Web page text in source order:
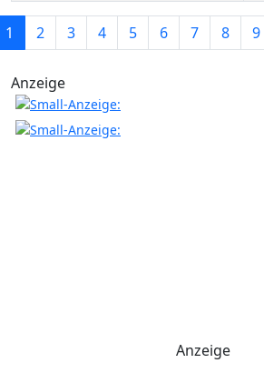
Beiträge
1 2 3 4 5 6 7 8 9
Anzeige
Anzeige